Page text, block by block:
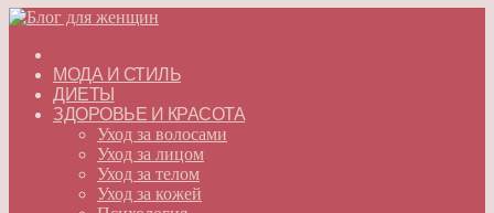
МОДА И СТИЛЬ
ДИЕТЫ
ЗДОРОВЬЕ И КРАСОТА
Уход за волосами
Уход за лицом
Уход за телом
Уход за кожей